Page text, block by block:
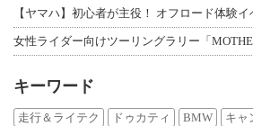
【ヤマハ】初心者が主役！ オフロード体験
女性ライダー向けツーリングラリー「
キーワード
走行＆ライテク ドゥカティ BMW
キャ